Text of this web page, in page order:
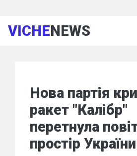
VICHENEWS
Нова партія
ракет "Калібр"
перетнула
простір